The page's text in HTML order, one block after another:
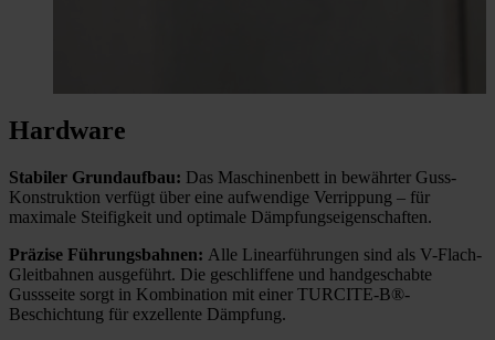
Hardware
Stabiler Grundaufbau: Das Maschinenbett in bewährter Guss-
Konstruktion verfügt über eine aufwendige Verrippung – für
maximale Steifigkeit und optimale Dämpfungseigenschaften.
Präzise Führungsbahnen: Alle Linearführungen sind als V-Flach-
Gleitbahnen ausgeführt. Die geschliffene und handgeschabte
Gussseite sorgt in Kombination mit einer TURCITE-B®-
Beschichtung für exzellente Dämpfung.